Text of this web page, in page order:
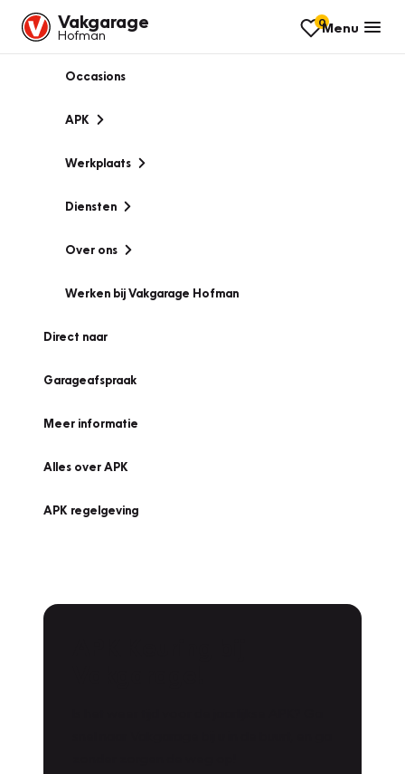
Vakgarage
Hofman
0Menu
Occasions
APK
Werkplaats
Diensten
Over ons
Werken bij Vakgarage Hofman
Direct naar
Garageafspraak
Meer informatie
Alles over APK
APK regelgeving